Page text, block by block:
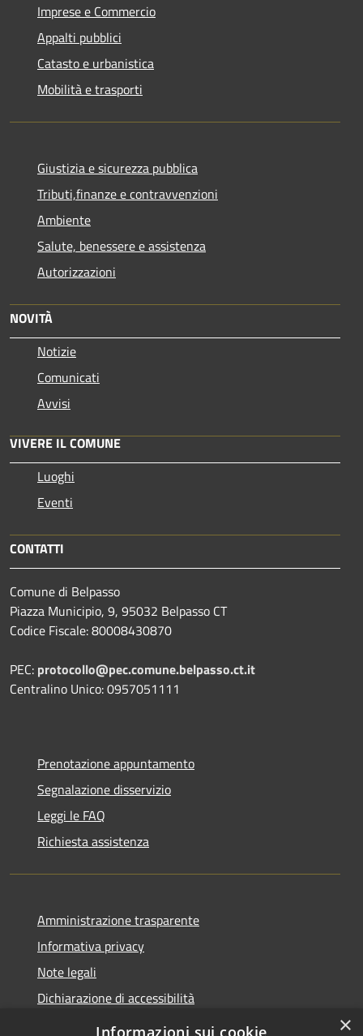
Imprese e Commercio
Appalti pubblici
Catasto e urbanistica
Mobilità e trasporti
Giustizia e sicurezza pubblica
Tributi,finanze e contravvenzioni
Ambiente
Salute, benessere e assistenza
Autorizzazioni
NOVITÀ
Notizie
Comunicati
Avvisi
VIVERE IL COMUNE
Luoghi
Eventi
CONTATTI
Comune di Belpasso
Piazza Municipio, 9, 95032 Belpasso CT
Codice Fiscale: 80008430870
PEC: protocollo@pec.comune.belpasso.ct.it
Centralino Unico: 0957051111
Prenotazione appuntamento
Segnalazione disservizio
Leggi le FAQ
Richiesta assistenza
Amministrazione trasparente
Informativa privacy
Note legali
Dichiarazione di accessibilità
×
Informazioni sui cookie